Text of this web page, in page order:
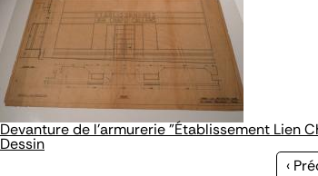
Devanture de l'armurerie "Établissement Lien
Dessin
Page
‹